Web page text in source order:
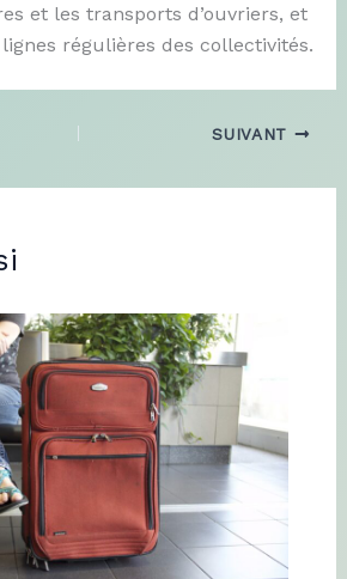
et les transports d’ouvriers, et
régulières des collectivités.
SUIVANT